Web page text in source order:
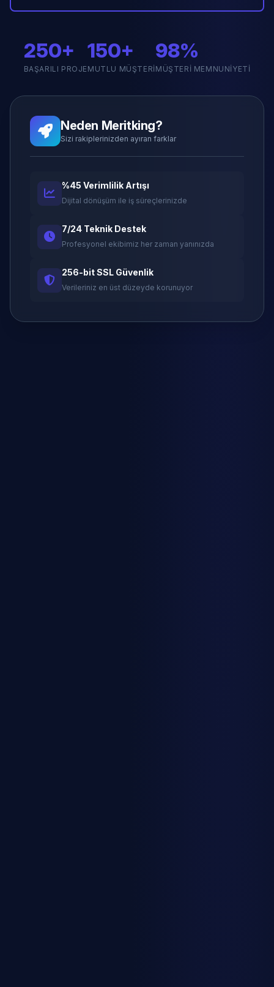
250+
BAŞARILI PROJE
150+
MUTLU MÜŞTERI
98%
MÜŞTERI MEMNUNIYETI
Neden Meritking?
Sizi rakiplerinizden ayıran farklar
%45 Verimlilik Artışı
Dijital dönüşüm ile iş süreçlerinizde
7/24 Teknik Destek
Profesyonel ekibimiz her zaman yanınızda
256-bit SSL Güvenlik
Verileriniz en üst düzeyde korunuyor